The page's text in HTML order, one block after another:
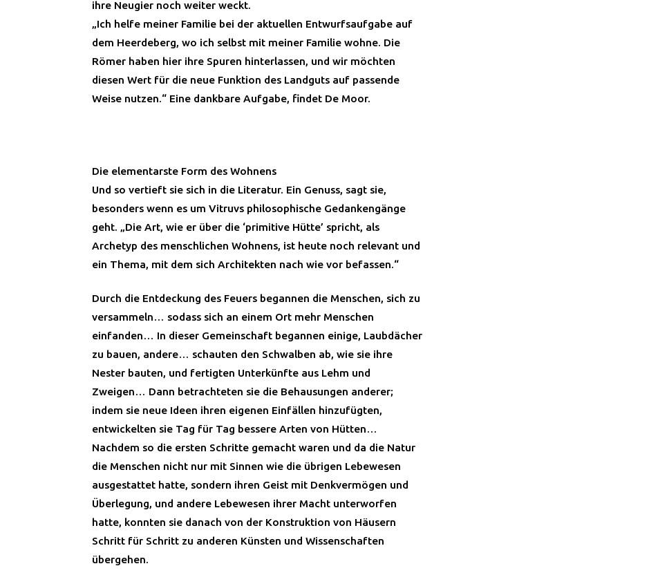
ihre Neugier noch weiter weckt.
„Ich helfe meiner Familie bei der aktuellen Entwurfsaufgabe auf
dem Heerdeberg, wo ich selbst mit meiner Familie wohne. Die
Römer haben hier ihre Spuren hinterlassen, und wir möchten
diesen Wert für die neue Funktion des Landguts auf passende
Weise nutzen.“ Eine dankbare Aufgabe, findet De Moor.
Die elementarste Form des Wohnens
Und so vertieft sie sich in die Literatur. Ein Genuss, sagt sie,
besonders wenn es um Vitruvs philosophische Gedankengänge
geht. „Die Art, wie er über die ‘primitive Hütte’ spricht, als
Archetyp des menschlichen Wohnens, ist heute noch relevant und
ein Thema, mit dem sich Architekten nach wie vor befassen.“
Durch die Entdeckung des Feuers begannen die Menschen, sich zu
versammeln… sodass sich an einem Ort mehr Menschen
einfanden… In dieser Gemeinschaft begannen einige, Laubdächer
zu bauen, andere… schauten den Schwalben ab, wie sie ihre
Nester bauten, und fertigten Unterkünfte aus Lehm und
Zweigen… Dann betrachteten sie die Behausungen anderer;
indem sie neue Ideen ihren eigenen Einfällen hinzufügten,
entwickelten sie Tag für Tag bessere Arten von Hütten…
Nachdem so die ersten Schritte gemacht waren und da die Natur
die Menschen nicht nur mit Sinnen wie die übrigen Lebewesen
ausgestattet hatte, sondern ihren Geist mit Denkvermögen und
Überlegung, und andere Lebewesen ihrer Macht unterworfen
hatte, konnten sie danach von der Konstruktion von Häusern
Schritt für Schritt zu anderen Künsten und Wissenschaften
übergehen.